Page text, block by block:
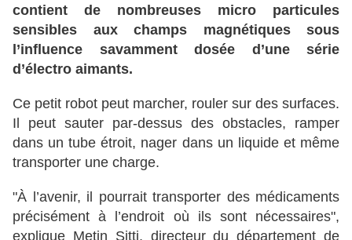
contient de nombreuses micro particules
sensibles aux champs magnétiques sous
l’influence savamment dosée d’une série
d’électro aimants.
Ce petit robot peut marcher, rouler sur des surfaces.
Il peut sauter par-dessus des obstacles, ramper
dans un tube étroit, nager dans un liquide et même
transporter une charge.
"À l’avenir, il pourrait transporter des médicaments
précisément à l’endroit où ils sont nécessaires",
explique Metin Sitti, directeur du département de